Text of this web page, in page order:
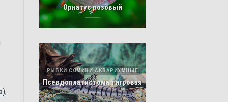
Орнатус розовый
РЫБКИ СОМИКИ АКВАРИУМНЫЕ
Псевдоплатистома тигровая